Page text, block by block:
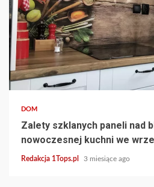
3 min read
DOM
Zalety szklanych paneli nad
nowoczesnej kuchni we
Redakcja 1Tops.pl 3 miesiące ago